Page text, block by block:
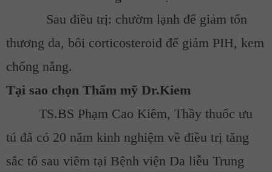
Sau điều trị: chườm lạnh để giảm tổn
thương da, bôi corticosteroid để giảm PIH, kem
chống nắng.
Tại sao chọn Thẩm mỹ Dr.Kiem
TS.BS Phạm Cao Kiêm, Thầy thuốc ưu
tú đã có 20 năm kinh nghiệm về điều trị tăng
sắc tố sau viêm tại Bệnh viện Da liễu Trung